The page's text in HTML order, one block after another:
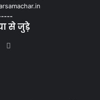
से जुड़े
YouTube
Instagram